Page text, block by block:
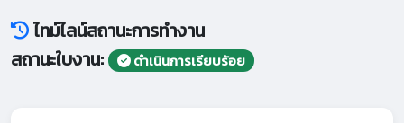
ไทม์ไลน์สถานะการทำงาน
สถานะใบงาน:
ดำเนินการเรียบร้อย